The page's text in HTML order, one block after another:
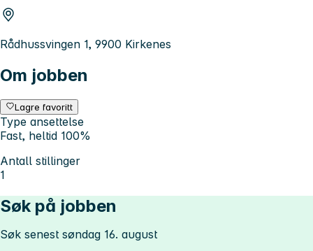
Rådhussvingen 1, 9900 Kirkenes
Om jobben
Lagre favoritt
Type ansettelse
Fast, heltid 100%
Antall stillinger
1
Søk på jobben
Søk senest søndag 16. august